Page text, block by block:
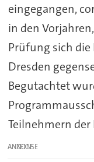
eingegangen,
in den
Prüfung sich
Dresden
Begutachtet
Teilnehmern
ANZEIGE